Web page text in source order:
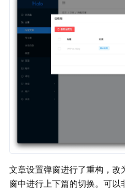
文章设置弹窗进行了重构，
窗中进行上下篇的切换。可